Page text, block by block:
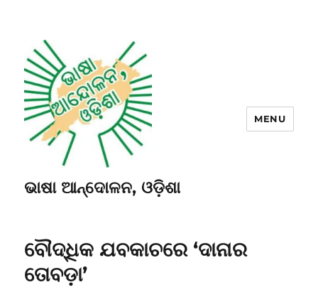
ଭାଷା ଆନ୍ଦୋଳନ, ଓଡ଼ିଶା
MENU
ବୌଦ୍ଧିକ ଯବକାଚରେ ‘ଦାନାର
ତୋବଡ଼ା’